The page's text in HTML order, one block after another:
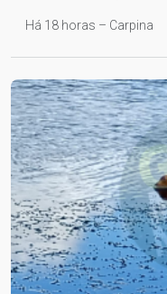
Há 18 horas – Carpina